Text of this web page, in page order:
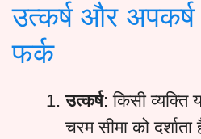
उत्कर्ष और
फर्क
उत्कर्ष: किसी व्यक्ति
चरम सीमा को